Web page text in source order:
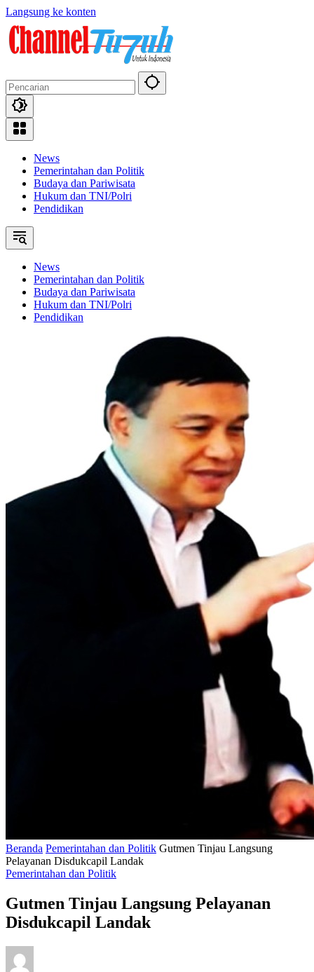
Langsung ke konten
News
Pemerintahan dan Politik
Budaya dan Pariwisata
Hukum dan TNI/Polri
Pendidikan
News
Pemerintahan dan Politik
Budaya dan Pariwisata
Hukum dan TNI/Polri
Pendidikan
Beranda Pemerintahan dan Politik Gutmen Tinjau Langsung
Pelayanan Disdukcapil Landak
Pemerintahan dan Politik
Gutmen Tinjau Langsung Pelayanan
Disdukcapil Landak